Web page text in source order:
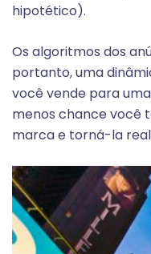
hipotético).
Os algoritmos dos
portanto, uma
você vende para
menos chance você
marca e torná-la